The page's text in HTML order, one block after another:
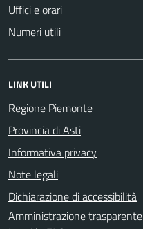
Uffici e orari
Numeri utili
LINK UTILI
Regione Piemonte
Provincia di Asti
Informativa privacy
Note legali
Dichiarazione di accessibilità
Amministrazione trasparente